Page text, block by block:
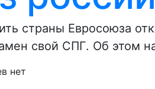
страны Евросоюза
свой CПГ. Об этом
нет